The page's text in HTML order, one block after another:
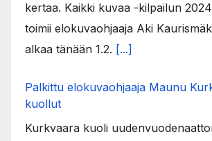
kertaa. Kaikki kuvaa -kilpailun
toimii elokuvaohjaaja Aki
alkaa tänään 1.2. [...]
Palkittu elokuvaohjaaja Maunu
kuollut
Kurkvaara kuoli